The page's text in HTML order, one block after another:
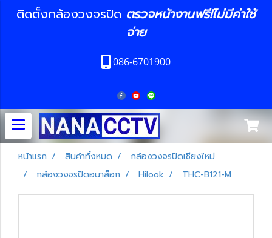
ติดตั้งกล้องวงจรปิด ตรวจหน้างานฟรี!ไม่มีค่าใช้
จ่าย
086-6701900
หน้าแรก สินค้าทั้งหมด
กล้องวงจรปิดเชียงใหม่
กล้องวงจรปิดอนาล็อก
Hilook THC-B121-M